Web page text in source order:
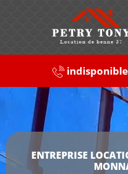
indisponible
ENTREPRISE